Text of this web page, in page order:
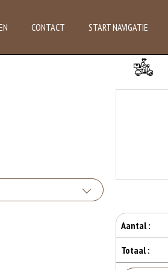
CONTACT START NAVIGATIE
Aantal :
Totaal :